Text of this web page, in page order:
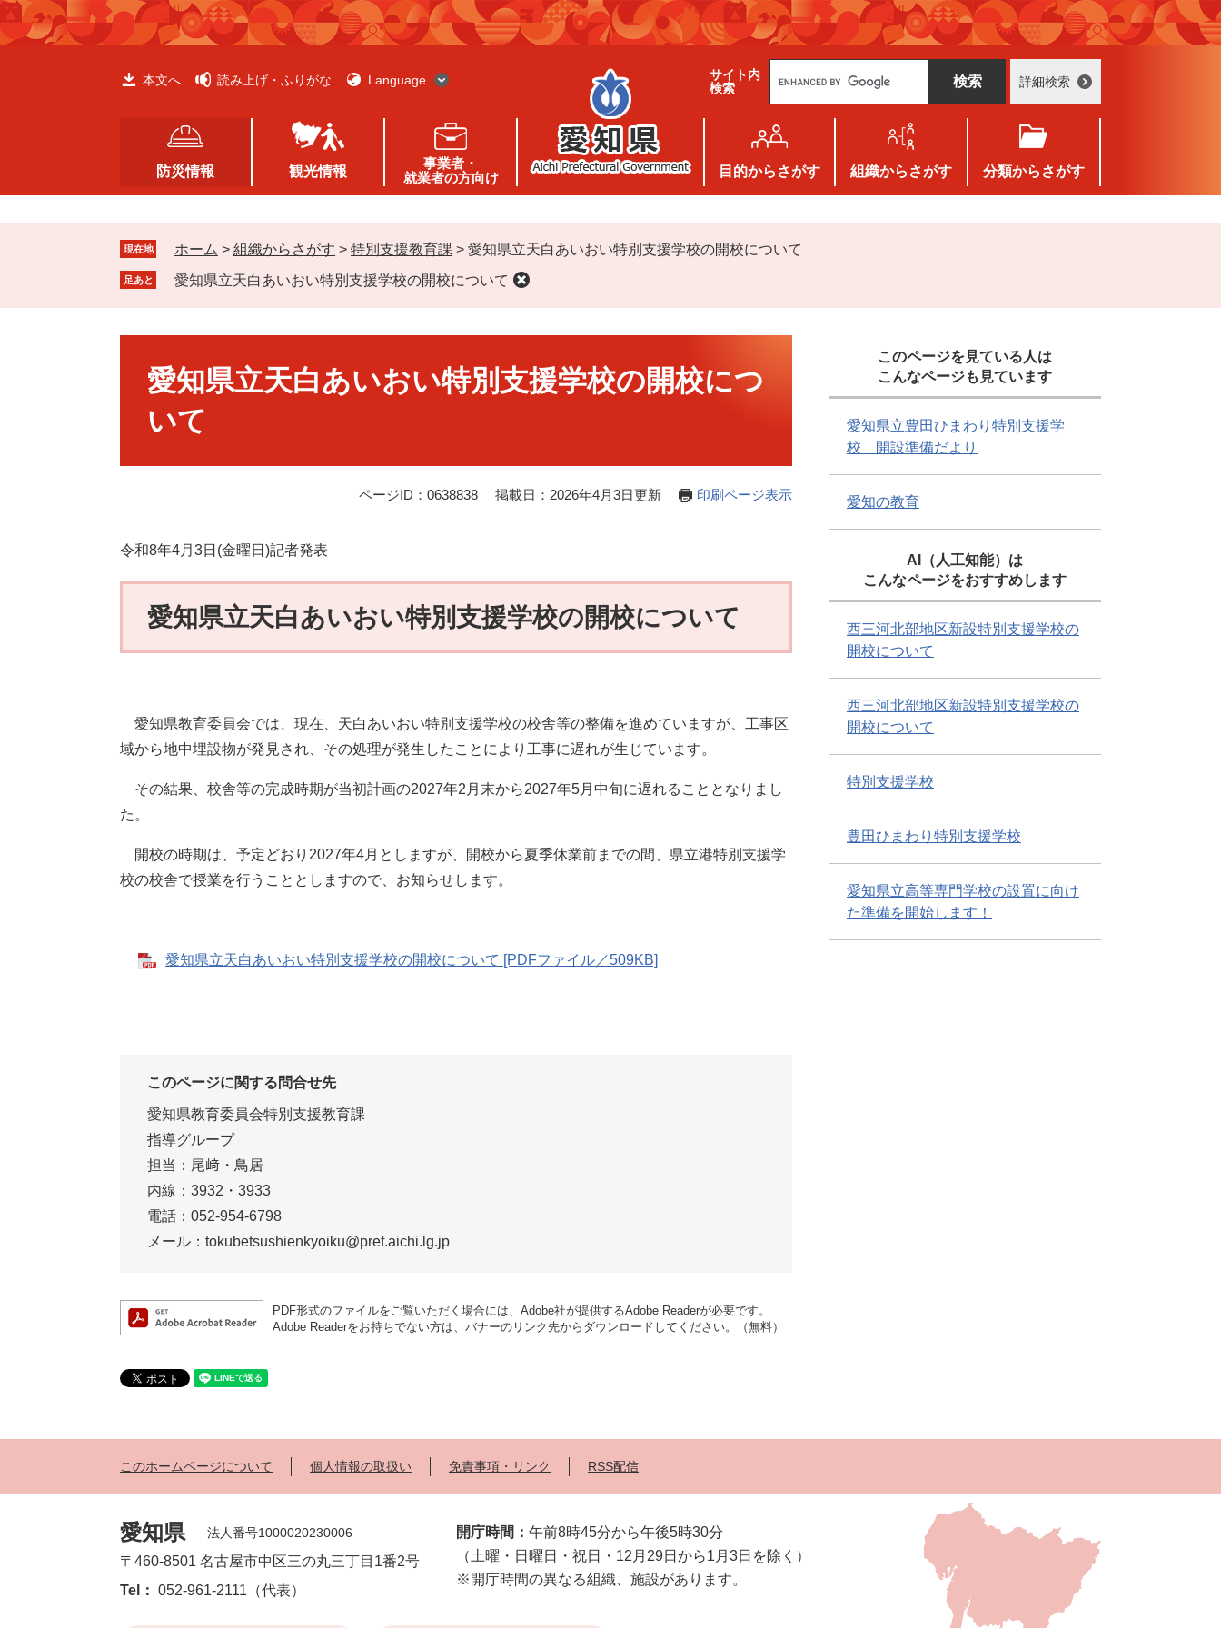
ペ
ー
メ
ニ
本文へ 読み上げ・ふりがな Language
サイト内
検索
g
e
カ
タ
ム
検
詳細検索
防災情報 観光情報
事業者・
就業者の方向け
目的からさがす 組織からさがす 分類からさがす
現在地 ホーム > 組織からさがす > 特別支援教育課 > 愛知県立天白あいおい特別支援学校の開校について
足あと 愛知県立天白あいおい特別支援学校の開校について
愛知県立天白あいおい特別支援学校の開校につ
いて
ページID：0638838 掲載日：2026年4月3日更新 印刷ページ表示
令和8年4月3日(金曜日)記者発表
愛知県立天白あいおい特別支援学校の開校について
​愛知県教育委員会では、現在、天白あいおい特別支援学校の校舎等の整備を進めていますが、工事区
域から地中埋設物が発見され、その処理が発生したことにより工事に遅れが生じています。
その結果、校舎等の完成時期が当初計画の2027年2月末から2027年5月中旬に遅れることとなりまし
た。
開校の時期は、予定どおり2027年4月としますが、開校から夏季休業前までの間、県立港特別支援学
校の校舎で授業を行うこととしますので、お知らせします。
愛知県立天白あいおい特別支援学校の開校について [PDFファイル／509KB]
このページに関する問合せ先
愛知県教育委員会特別支援教育課
指導グループ
担当：尾﨑・鳥居
内線：3932・3933
電話：052-954-6798
メール：tokubetsushienkyoiku@pref.aichi.lg.jp
PDF形式のファイルをご覧いただく場合には、Adobe社が提供するAdobe Readerが必要です。
Adobe Readerをお持ちでない方は、バナーのリンク先からダウンロードしてください。（無料）
このページを見ている人は
こんなページも見ています
愛知県立豊田ひまわり特別支援学
校 開設準備だより
愛知の教育
AI（人工知能）は
こんなページをおすすめします
西三河北部地区新設特別支援学校の
開校について
西三河北部地区新設特別支援学校の
開校について
特別支援学校
豊田ひまわり特別支援学校
愛知県立高等専門学校の設置に向け
た準備を開始します！
このホームページについて 個人情報の取扱い 免責事項・リンク RSS配信
愛知県 法人番号1000020230006
〒460-8501 名古屋市中区三の丸三丁目1番2号
Tel： 052-961-2111（代表）
開庁時間： 午前8時45分から午後5時30分
（土曜・日曜日・祝日・12月29日から1月3日を除く）
※開庁時間の異なる組織、施設があります。